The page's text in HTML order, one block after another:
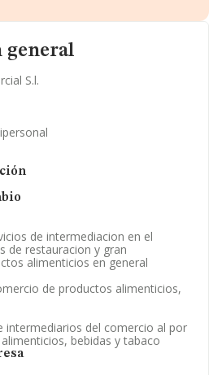
general
S.l.
de intermediacion en el
de restauracion y gran
alimenticios en general
de productos alimenticios,
intermediarios del comercio al por
bebidas y tabaco
y registral complementaria.